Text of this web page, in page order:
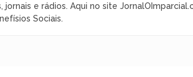
jornais e rádios. Aqui no site
Sociais.